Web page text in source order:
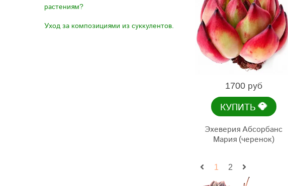
растениям?
Уход за композициями из суккулентов.
1700 руб
КУПИТЬ💎
Эхеверия Абсорбанс
Мария (черенок)
1 2